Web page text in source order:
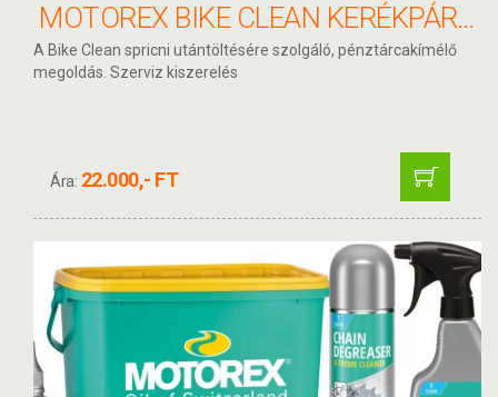
MOTOREX BIKE CLEAN KERÉKPÁRTISZTÍTÓ UTÁNTÖLTŐ 5L
A Bike Clean spricni utántöltésére szolgáló, pénztárcakímélő
megoldás. Szerviz kiszerelés
Ára: 22.000,- FT